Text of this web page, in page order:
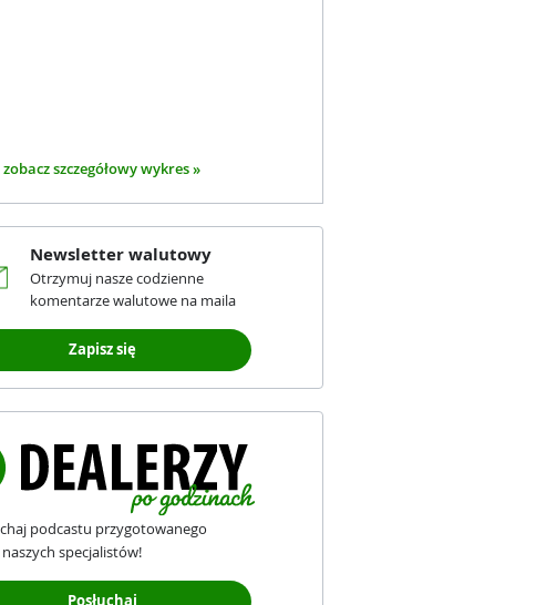
zobacz szczegółowy wykres »
Newsletter walutowy
Otrzymuj nasze codzienne
komentarze walutowe na maila
Zapisz się
podcastu przygotowanego
naszych specjalistów!
Posłuchaj